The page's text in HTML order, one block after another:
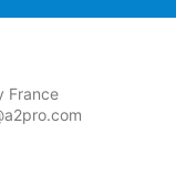
France